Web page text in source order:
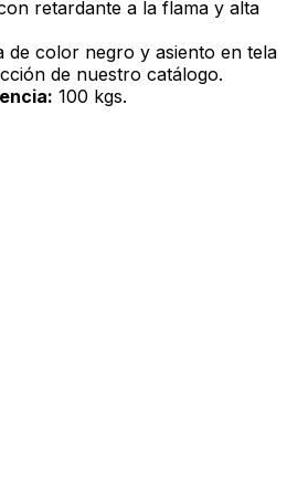
retardante a la flama y alta
de color negro y asiento en tela
de nuestro catálogo.
100 kgs.